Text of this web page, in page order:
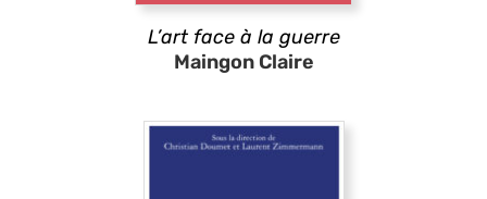
L’art face à la guerre
Maingon Claire